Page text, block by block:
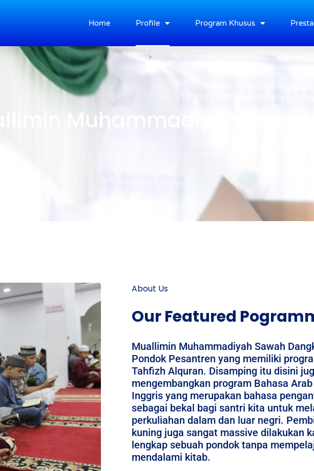
Home Profile Program Khusus
Muhammadiyah Sawah
About Us
Our Featured
Muallimin Muhammadiyah Sawah
Pondok Pesantren yang memiliki
Tahfizh Alquran. Disamping itu disini
mengembangkan program Bahasa
Inggris yang merupakan bahasa
sebagai bekal bagi santri kita untuk
perkuliahan dalam dan luar negri.
kuning juga sangat massive dilakukan
lengkap sebuah pondok tanpa
mendalami kitab.